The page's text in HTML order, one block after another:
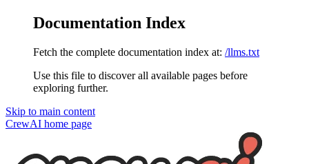
Documentation Index
Fetch the complete documentation index at: /llms.txt
Use this file to discover all available pages before
exploring further.
Skip to main content
CrewAI home page